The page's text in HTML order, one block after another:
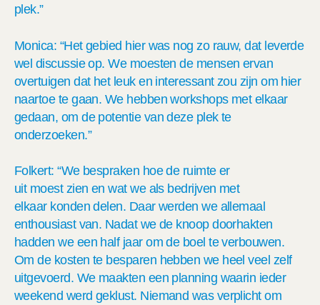
plek.”
Monica: “Het gebied hier was nog zo rauw, dat leverde
wel discussie op. We moesten de mensen ervan
overtuigen dat het leuk en interessant zou zijn om hier
naartoe te gaan. We hebben workshops met elkaar
gedaan, om de potentie van deze plek te
onderzoeken.”
Folkert: “We bespraken hoe de ruimte er
uit moest zien en wat we als bedrijven met
elkaar konden delen. Daar werden we allemaal
enthousiast van. Nadat we de knoop doorhakten
hadden we een half jaar om de boel te verbouwen.
Om de kosten te besparen hebben we heel veel zelf
uitgevoerd. We maakten een planning waarin ieder
weekend werd geklust. Niemand was verplicht om